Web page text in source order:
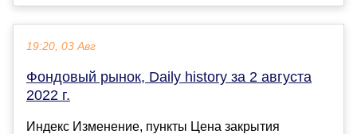
19:20, 03 Авг
Фондовый рынок, Daily history за 2 августа
2022 г.
Индекс Изменение, пункты Цена закрытия